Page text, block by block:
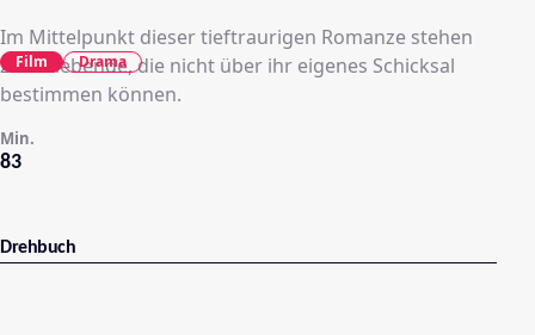
Im Mittelpunkt dieser tieftraurigen Romanze stehen
zwei Liebende, die nicht über ihr eigenes Schicksal
bestimmen können.
83
Min.
Film Drama
Drehbuch